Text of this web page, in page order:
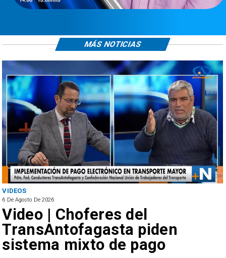
VIDEOS
6 De Agosto De 2026
Video | Choferes del
TransAntofagasta piden
sistema mixto de pago
MÁS NOTICIAS